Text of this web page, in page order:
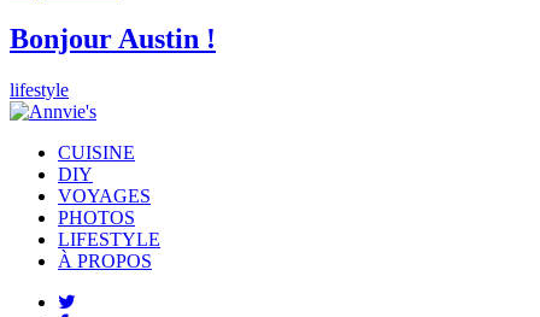
Bonjour Austin !
lifestyle
CUISINE
DIY
VOYAGES
PHOTOS
LIFESTYLE
À PROPOS